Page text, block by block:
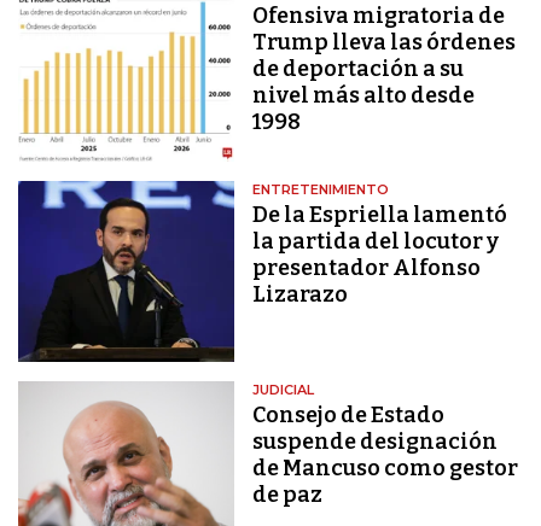
Ofensiva migratoria de
Trump lleva las órdenes
de deportación a su
nivel más alto desde
1998
ENTRETENIMIENTO
De la Espriella lamentó
la partida del locutor y
presentador Alfonso
Lizarazo
JUDICIAL
Consejo de Estado
suspende designación
de Mancuso como gestor
de paz